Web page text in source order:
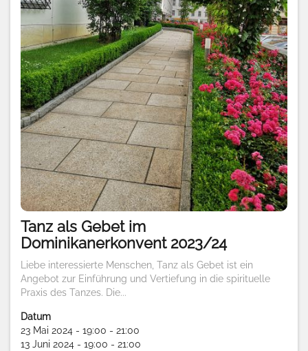
Tanz als Gebet im
Dominikanerkonvent 2023/24
Liebe interessierte Menschen, Tanz als Gebet ist ein
Angebot zur Einführung und Vertiefung in die spirituelle
Praxis des Tanzes. Die...
Datum
23 Mai 2024 - 19:00 - 21:00
13 Juni 2024 - 19:00 - 21:00